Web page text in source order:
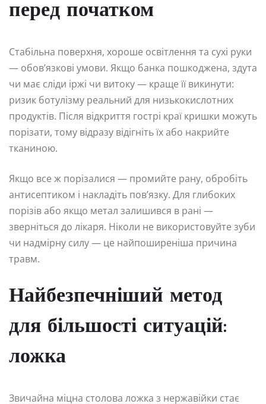
перед початком
Стабільна поверхня, хороше освітлення та сухі руки
— обов’язкові умови. Якщо банка пошкоджена, здута
чи має сліди іржі чи витоку — краще її викинути:
ризик ботулізму реальний для низькокислотних
продуктів. Після відкриття гострі краї кришки можуть
порізати, тому відразу відігніть їх або накрийте
тканиною.
Якщо все ж порізалися — промийте рану, обробіть
антисептиком і накладіть пов’язку. Для глибоких
порізів або якщо метал залишився в рані —
зверніться до лікаря. Ніколи не використовуйте зуби
чи надмірну силу — це найпоширеніша причина
травм.
Найбезпечніший метод
для більшості ситуацій:
ложка
Звичайна міцна столова ложка з нержавійки стає